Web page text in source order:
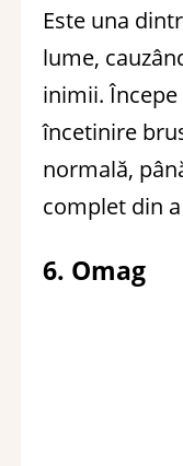
Este una
lume,
inimii.
încetinire
normală,
complet din
6. Omag